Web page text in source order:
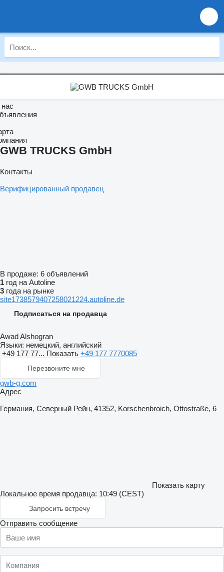
GWB TRUCKS GmbH
Контакты
Верифицированный продавец
В продаже: 6 объявлений
1 год на Autoline
3 года на рынке
site1738579407258021224.autoline.de
Подписаться на продавца
Awad Alshogran
Языки: немецкий, английский
+49 177 77... Показать +49 177 7770085
Перезвоните мне
gwb-g.com
Адрес
Германия, Северный Рейн, 41352, Korschenbroich, Ottostraße, 6
Показать карту
Локальное время продавца: 10:49 (CEST)
Запросить встречу
Отправить сообщение